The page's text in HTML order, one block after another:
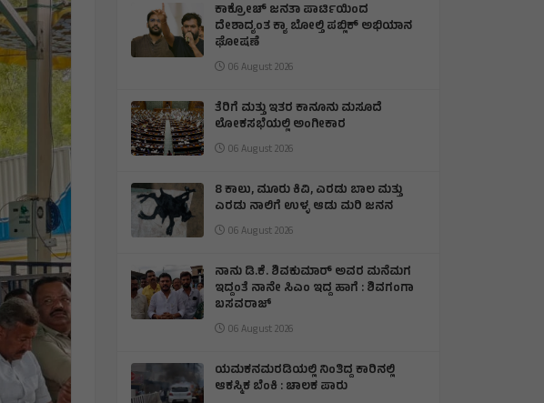
ಕಾಕ್ರೋಚ್ ಜನತಾ ಪಾರ್ಟಿಯಿಂದ
ದೇಶಾದ್ಯಂತ ಕ್ಯಾ ಬೋಲ್ತಿ ಪಬ್ಲಿಕ್ ಅಭಿಯಾನ
ಘೋಷಣೆ
06 August 2026
ತೆರಿಗೆ ಮತ್ತು ಇತರ ಕಾನೂನು ಮಸೂದೆ
ಲೋಕಸಭೆಯಲ್ಲಿ ಅಂಗೀಕಾರ
06 August 2026
8 ಕಾಲು, ಮೂರು ಕಿವಿ, ಎರಡು ಬಾಲ ಮತ್ತು
ಎರಡು ನಾಲಿಗೆ ಉಳ್ಳ ಆಡು ಮರಿ ಜನನ
06 August 2026
ನಾನು ಡಿ.ಕೆ. ಶಿವಕುಮಾರ್ ಅವರ ಮನೆಮಗ
ಇದ್ದಂತೆ ನಾನೇ ಸಿಎಂ ಇದ್ದ ಹಾಗೆ : ಶಿವಗಂಗಾ
ಬಸವರಾಜ್
06 August 2026
ಯಮಕನಮರಡಿಯಲ್ಲಿ ನಿಂತಿದ್ದ ಕಾರಿನಲ್ಲಿ
ಆಕಸ್ಮಿಕ ಬೆಂಕಿ : ಚಾಲಕ ಪಾರು